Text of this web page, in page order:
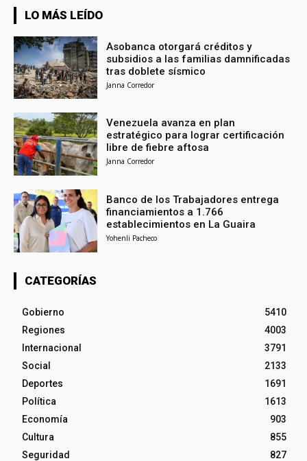
LO MÁS LEÍDO
Asobanca otorgará créditos y
subsidios a las familias damnificadas
tras doblete sísmico
Janna Corredor
Venezuela avanza en plan
estratégico para lograr certificación
libre de fiebre aftosa
Janna Corredor
Banco de los Trabajadores entrega
financiamientos a 1.766
establecimientos en La Guaira
Yohenli Pacheco
CATEGORÍAS
Gobierno
5410
Regiones
4003
Internacional
3791
Social
2133
Deportes
1691
Política
1613
Economía
903
Cultura
855
Seguridad
827